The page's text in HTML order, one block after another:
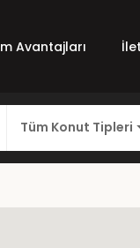
Avantajları
Tüm Konut Tipleri